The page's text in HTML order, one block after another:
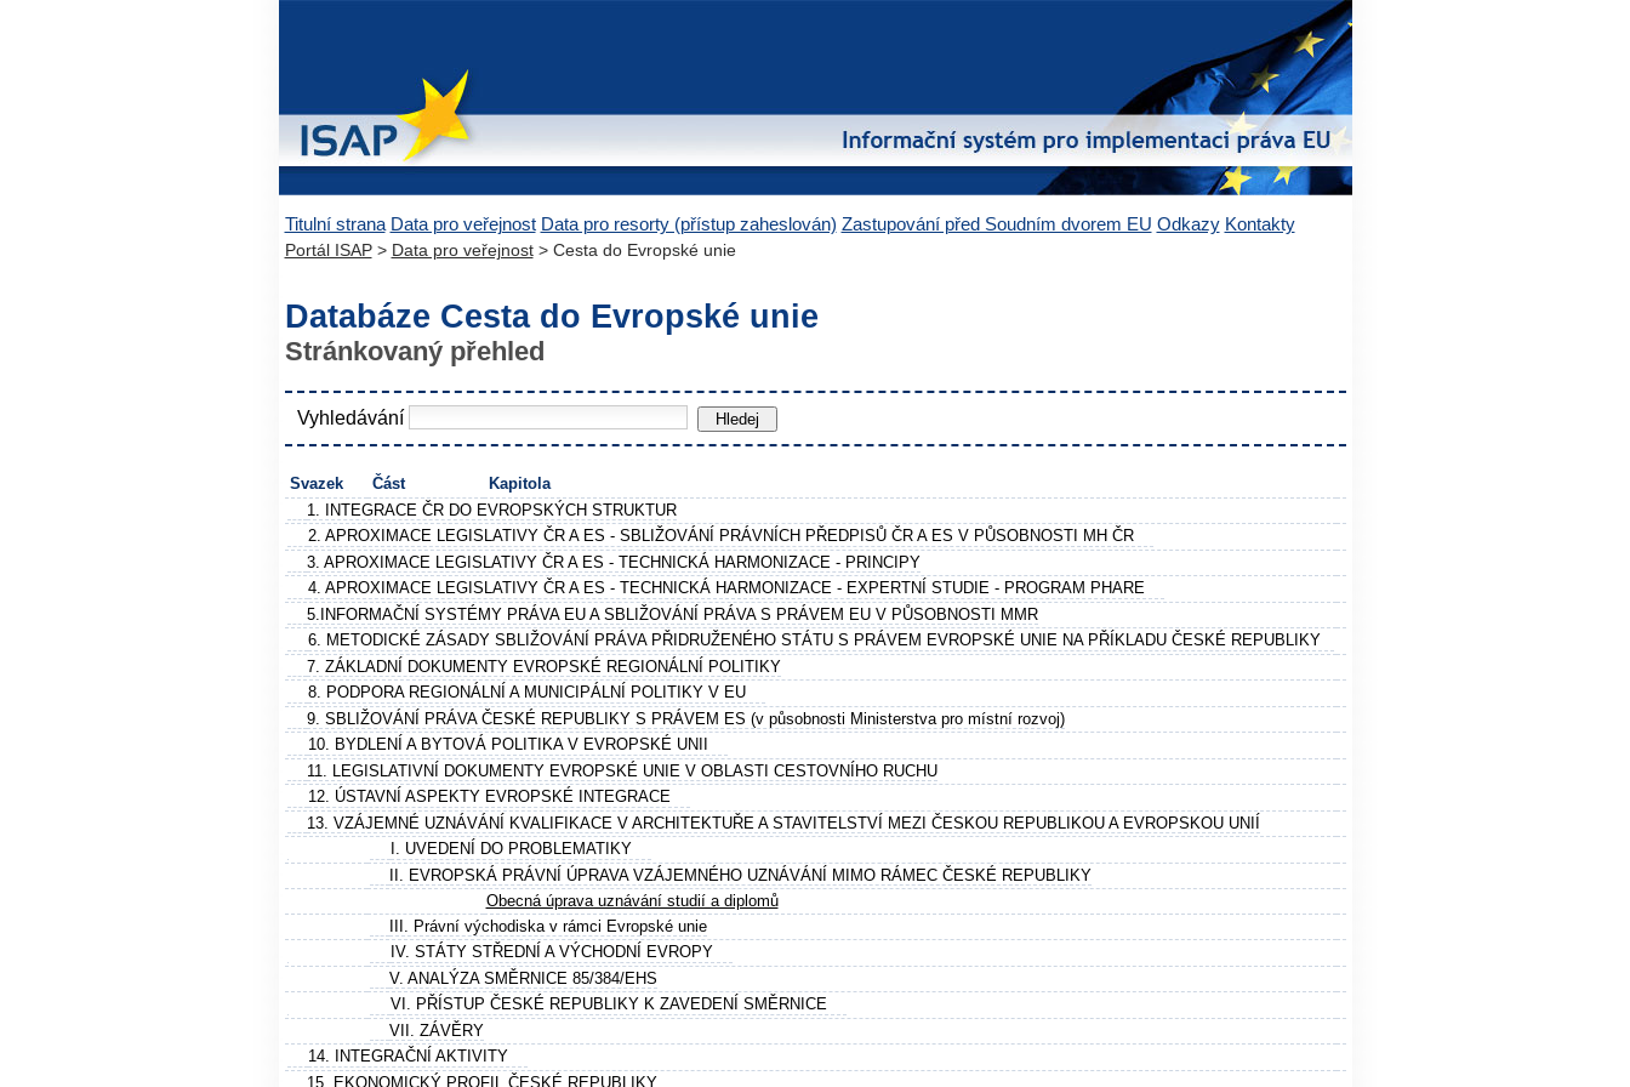
Titulní strana Data pro veřejnost Data pro resorty (přístup zaheslován) Zastupování před Soudním dvorem EU Odkazy Kontakty
Portál ISAP> Data pro veřejnost> Cesta do Evropské unie
Databáze Cesta do Evropské unie
Stránkovaný přehled
Vyhledávání
Svazek Část
Kapitola
1. INTEGRACE ČR DO EVROPSKÝCH STRUKTUR
2. APROXIMACE LEGISLATIVY ČR A ES - SBLIŽOVÁNÍ PRÁVNÍCH PŘEDPISŮ ČR A ES V PŮSOBNOSTI MH ČR
3. APROXIMACE LEGISLATIVY ČR A ES - TECHNICKÁ HARMONIZACE - PRINCIPY
4. APROXIMACE LEGISLATIVY ČR A ES - TECHNICKÁ HARMONIZACE - EXPERTNÍ STUDIE - PROGRAM PHARE
5.INFORMAČNÍ SYSTÉMY PRÁVA EU A SBLIŽOVÁNÍ PRÁVA S PRÁVEM EU V PŮSOBNOSTI MMR
6. METODICKÉ ZÁSADY SBLIŽOVÁNÍ PRÁVA PŘIDRUŽENÉHO STÁTU S PRÁVEM EVROPSKÉ UNIE NA PŘÍKLADU ČESKÉ REPUBLIKY
7. ZÁKLADNÍ DOKUMENTY EVROPSKÉ REGIONÁLNÍ POLITIKY
8. PODPORA REGIONÁLNÍ A MUNICIPÁLNÍ POLITIKY V EU
9. SBLIŽOVÁNÍ PRÁVA ČESKÉ REPUBLIKY S PRÁVEM ES (v působnosti Ministerstva pro místní rozvoj)
10. BYDLENÍ A BYTOVÁ POLITIKA V EVROPSKÉ UNII
11. LEGISLATIVNÍ DOKUMENTY EVROPSKÉ UNIE V OBLASTI CESTOVNÍHO RUCHU
12. ÚSTAVNÍ ASPEKTY EVROPSKÉ INTEGRACE
13. VZÁJEMNÉ UZNÁVÁNÍ KVALIFIKACE V ARCHITEKTUŘE A STAVITELSTVÍ MEZI ČESKOU REPUBLIKOU A EVROPSKOU UNIÍ
I. UVEDENÍ DO PROBLEMATIKY
II. EVROPSKÁ PRÁVNÍ ÚPRAVA VZÁJEMNÉHO UZNÁVÁNÍ MIMO RÁMEC ČESKÉ REPUBLIKY
Obecná úprava uznávání studií a diplomů
III. Právní východiska v rámci Evropské unie
IV. STÁTY STŘEDNÍ A VÝCHODNÍ EVROPY
V. ANALÝZA SMĚRNICE 85/384/EHS
VI. PŘÍSTUP ČESKÉ REPUBLIKY K ZAVEDENÍ SMĚRNICE
VII. ZÁVĚRY
14. INTEGRAČNÍ AKTIVITY
15. EKONOMICKÝ PROFIL ČESKÉ REPUBLIKY